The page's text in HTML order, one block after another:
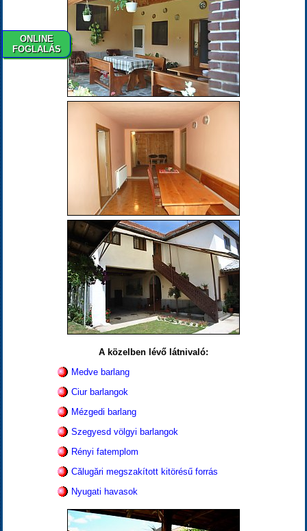
ONLINE
FOGLALÁS
A közelben lévő látnivaló:
Medve barlang
Ciur barlangok
Mézgedi barlang
Szegyesd völgyi barlangok
Rényi fatemplom
Călugări megszakított kitörésű forrás
Nyugati havasok